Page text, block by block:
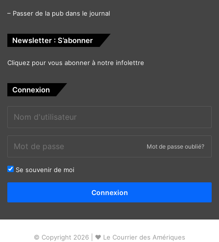
– Passer de la pub dans le journal
Newsletter : S’abonner
Cliquez pour vous abonner à notre infolettre
Connexion
Mot de passe oublié?
Se souvenir de moi
Connexion
© Copyright 2026 | ❤ Le Courrier des Amériques